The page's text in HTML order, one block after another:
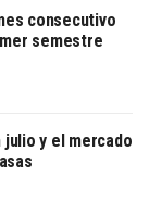
consecutivo
semestre
julio y el mercado